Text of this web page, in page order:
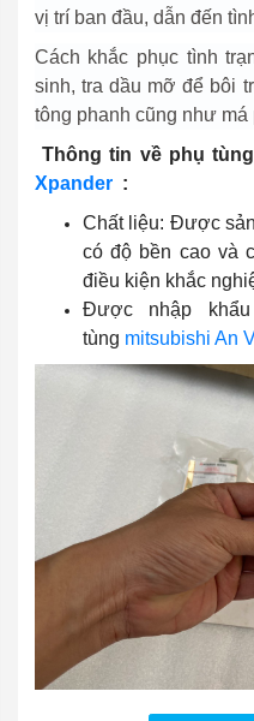
vị trí ban đầu, dẫn đến
Cách khắc phục tình
sinh, tra dầu mỡ để bôi
tông phanh cũng như má
Thông tin về phụ tùng
Xpander :
Chất liệu: Được
có độ bền cao và
điều kiện khắc
Được nhập
tùng mitsubishi An